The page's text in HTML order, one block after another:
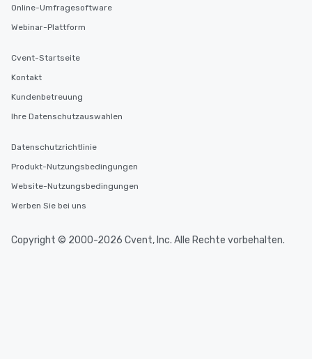
Online-Umfragesoftware
Webinar-Plattform
Cvent-Startseite
Kontakt
Kundenbetreuung
Ihre Datenschutzauswahlen
Datenschutzrichtlinie
Produkt-Nutzungsbedingungen
Website-Nutzungsbedingungen
Werben Sie bei uns
Copyright © 2000-2026 Cvent, Inc. Alle Rechte vorbehalten.